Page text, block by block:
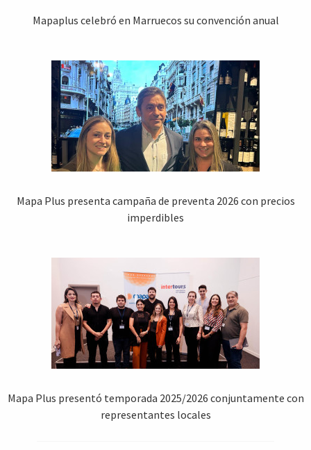
Mapaplus celebró en Marruecos su convención anual
Mapa Plus presenta campaña de preventa 2026 con precios
imperdibles
Mapa Plus presentó temporada 2025/2026 conjuntamente con
representantes locales